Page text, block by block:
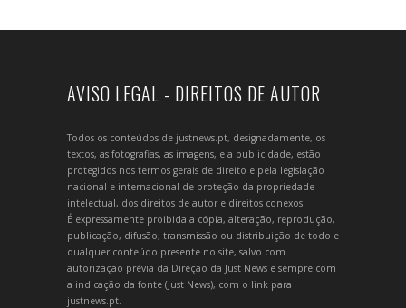
AVISO LEGAL - DIREITOS DE AUTOR
Todos os conteúdos de justnews.pt, designadamente, os
textos, as fotografias, as imagens, e a publicidade, estão
protegidos nos termos gerais de direito e pela legislação
nacional e internacional de proteção da propriedade
intelectual, dos direitos de autor e direitos conexos.
É expressamente proibida a cópia, alteração, reprodução,
publicação, difusão, transmissão ou distribuição de todo e
qualquer conteúdo presente no site, salvo com
autorização prévia da Direção da Just News e sempre com
a indicação da fonte (Just News), com o link para
justnews.pt.